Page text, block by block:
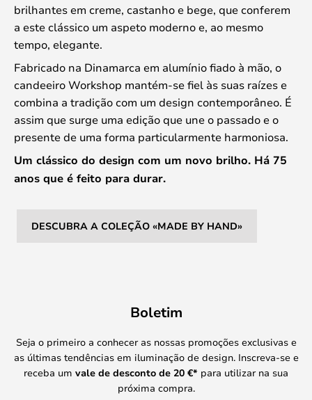
brilhantes em creme, castanho e bege, que conferem
a este clássico um aspeto moderno e, ao mesmo
tempo, elegante.
Fabricado na Dinamarca em alumínio fiado à mão, o
candeeiro Workshop mantém-se fiel às suas raízes e
combina a tradição com um design contemporâneo. É
assim que surge uma edição que une o passado e o
presente de uma forma particularmente harmoniosa.
Um clássico do design com um novo brilho. Há 75
anos que é feito para durar.
DESCUBRA A COLEÇÃO «MADE BY HAND»
Boletim
Seja o primeiro a conhecer as nossas promoções exclusivas e
as últimas tendências em iluminação de design. Inscreva-se e
receba um vale de desconto de 20 €* para utilizar na sua
próxima compra.